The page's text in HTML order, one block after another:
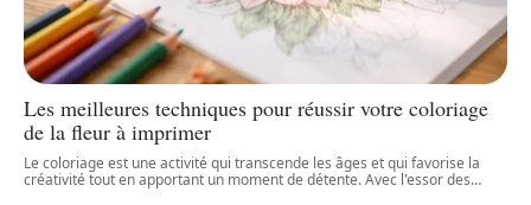
Les meilleures techniques pour réussir votre coloriage
de la fleur à imprimer
Le coloriage est une activité qui transcende les âges et qui favorise la
créativité tout en apportant un moment de détente. Avec l'essor des…